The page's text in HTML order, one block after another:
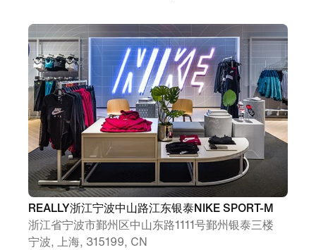
REALLY浙江宁波中山路江东银泰NIKE SPORT-M
浙江省宁波市鄞州区中山东路1111号鄞州银泰三楼
宁波, 上海, 315199, CN